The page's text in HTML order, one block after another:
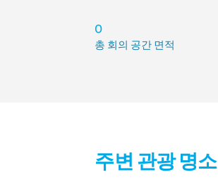
숙박 시설
총 회의 공간 면적
0
주변 관광 명소